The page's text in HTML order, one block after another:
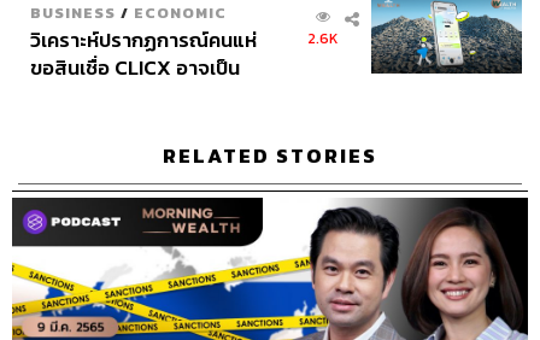
BUSINESS / ECONOMIC
วิเคราะห์ปรากฏการณ์คนแห่
ขอสินเชื่อ CLICX อาจเป็น
2.6K
RELATED STORIES